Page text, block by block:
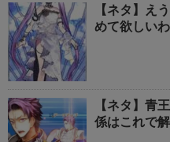
【ネタ】え
めて欲しい
【ネタ】青
係はこれで